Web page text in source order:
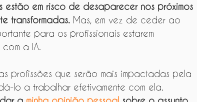
estão em risco de desaparecer nos próximos
transformadas. Mas, em vez de ceder ao
para os profissionais estarem
a IA.
profissões que serão mais impactadas pela
lo a trabalhar efetivamente com ela.